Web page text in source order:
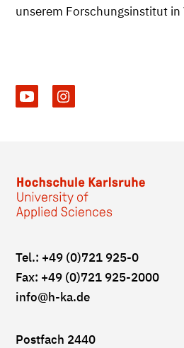
unserem Forschungsinstitut in
Tel.: +49 (0)721 925-0
Fax: +49 (0)721 925-2000
info@h-ka.de
Postfach 2440